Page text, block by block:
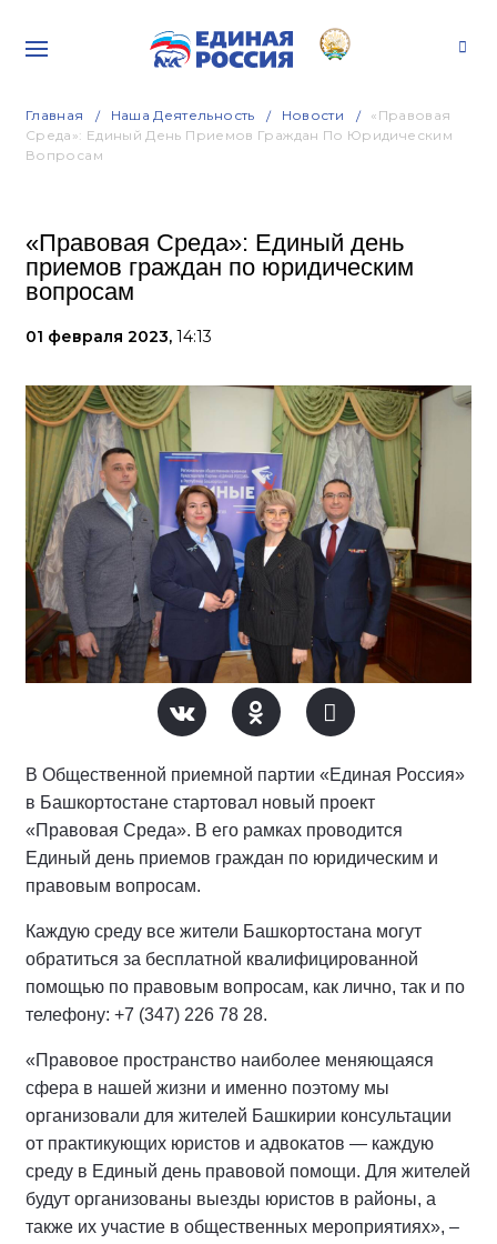
Главная Наша Деятельность Новости
«Правовая
Среда»: Единый День Приемов Граждан По Юридическим
Вопросам
«Правовая Среда»: Единый день
приемов граждан по юридическим
вопросам
01 февраля 2023, 14:13
В Общественной приемной партии «Единая Россия»
в Башкортостане стартовал новый проект
«Правовая Среда». В его рамках проводится
Единый день приемов граждан по юридическим и
правовым вопросам.
Каждую среду все жители Башкортостана могут
обратиться за бесплатной квалифицированной
помощью по правовым вопросам, как лично, так и по
телефону: +7 (347) 226 78 28.
«Правовое пространство наиболее меняющаяся
сфера в нашей жизни и именно поэтому мы
организовали для жителей Башкирии консультации
от практикующих юристов и адвокатов — каждую
среду в Единый день правовой помощи. Для жителей
будут организованы выезды юристов в районы, а
также их участие в общественных мероприятиях», –